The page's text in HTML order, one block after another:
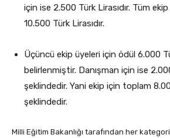
için ise 2.500 Türk Lirasıdır. Tüm
10.500 Türk Lirasıdır.
Üçüncü ekip üyeleri için ödül 6.000
belirlenmiştir. Danışman için ise
şeklindedir. Yani ekip için toplam
şeklindedir.
Milli Eğitim Bakanlığı tarafından her